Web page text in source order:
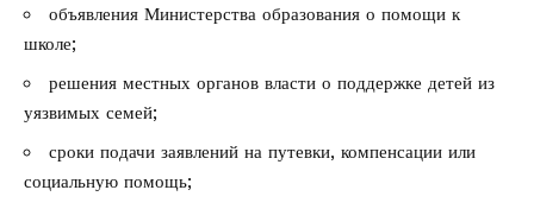
объявления Министерства образования о помощи к
школе;
решения местных органов власти о поддержке детей из
уязвимых семей;
сроки подачи заявлений на путевки, компенсации или
социальную помощь;